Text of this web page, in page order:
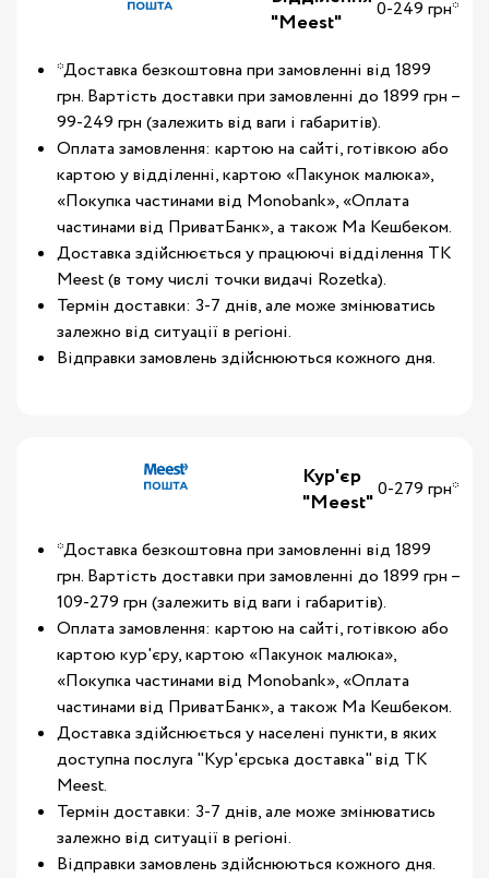
"Meest"
0-249 грн*
*Доставка безкоштовна при замовленні від 1899
грн. Вартість доставки при замовленні до 1899 грн –
99-249 грн (залежить від ваги і габаритів).
Оплата замовлення: картою на сайті, готівкою або
картою у відділенні, картою «Пакунок малюка»,
«Покупка частинами від Monobank», «Оплата
частинами від ПриватБанк», а також Ма Кешбеком.
Доставка здійснюється у працюючі відділення ТК
Meest (в тому числі точки видачі Rozetka).
Термін доставки: 3-7 днів, але може змінюватись
залежно від ситуації в регіоні.
Відправки замовлень здійснюються кожного дня.
Кур'єр
"Meest"0-279 грн*
*Доставка безкоштовна при замовленні від 1899
грн. Вартість доставки при замовленні до 1899 грн –
109-279 грн (залежить від ваги і габаритів).
Оплата замовлення: картою на сайті, готівкою або
картою кур'єру, картою «Пакунок малюка»,
«Покупка частинами від Monobank», «Оплата
частинами від ПриватБанк», а також Ма Кешбеком.
Доставка здійснюється у населені пункти, в яких
доступна послуга "Кур'єрська доставка" від ТК
Meest.
Термін доставки: 3-7 днів, але може змінюватись
залежно від ситуації в регіоні.
Відправки замовлень здійснюються кожного дня.